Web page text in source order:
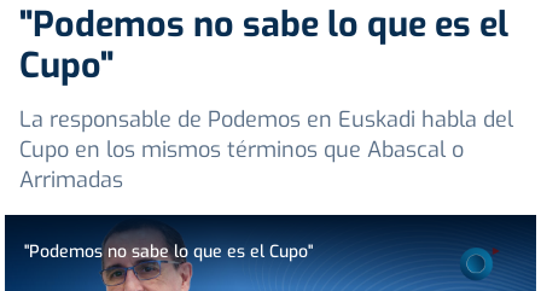
"Podemos no sabe lo que es el
Cupo"
La responsable de Podemos en Euskadi habla del
Cupo en los mismos términos que Abascal o
Arrimadas
"Podemos no sabe lo que es el Cupo"